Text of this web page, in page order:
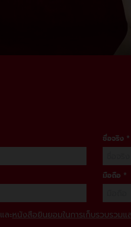
ชื่อจริง *
มือถือ *
และหนังสือยินยอมในการเก็บรวบรวมแ